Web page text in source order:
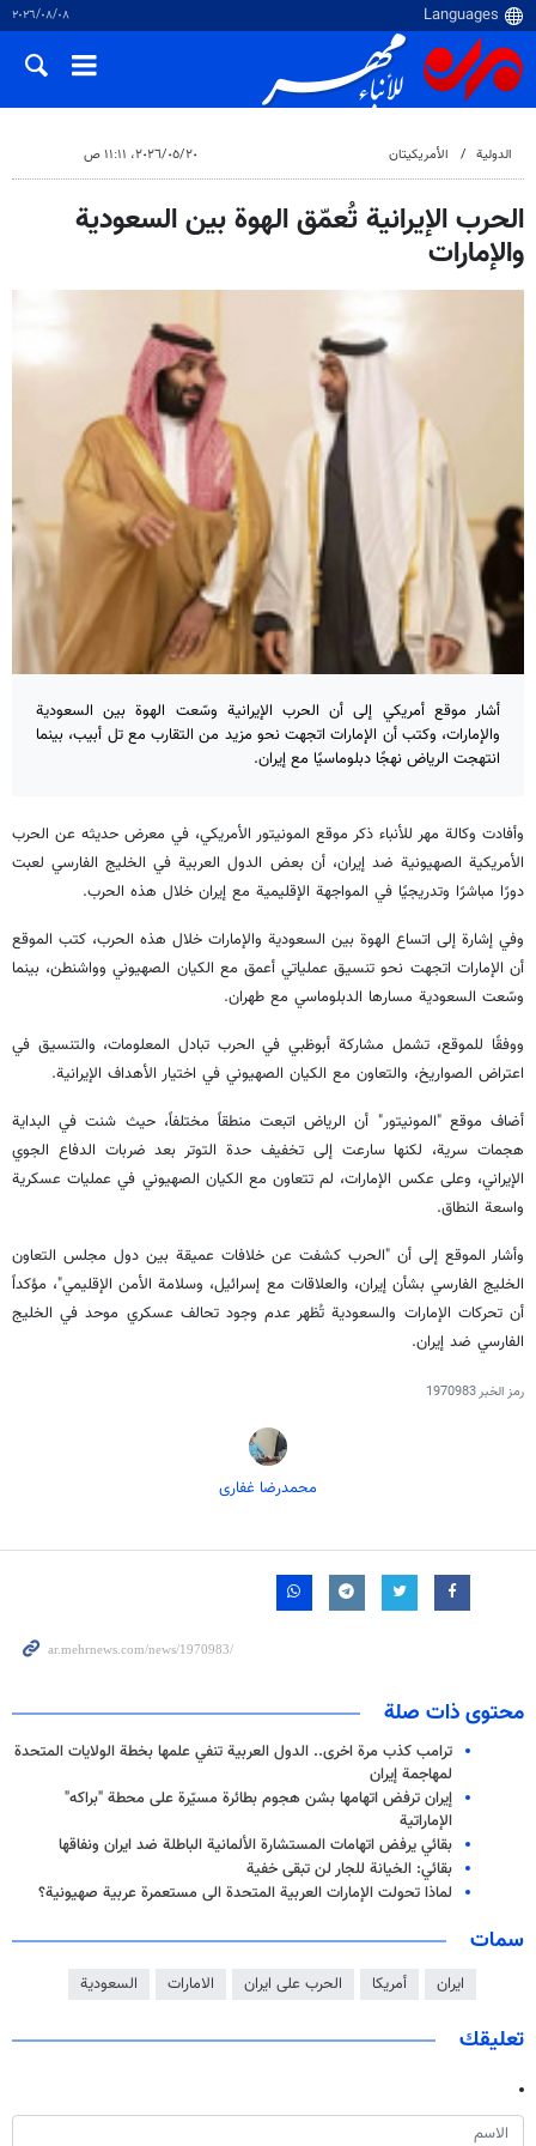
٠٨‏/٠٨‏/٢٠٢٦
الدولية الأمريكيتان ٢٠‏/٠٥‏/٢٠٢٦، ١١:١١ ص
الحرب الإيرانية تُعمّق الهوة بين السعودية
والإمارات
أشار موقع أمريكي إلى أن الحرب الإيرانية وسّعت الهوة بين السعودية
والإمارات، وكتب أن الإمارات اتجهت نحو مزيد من التقارب مع تل أبيب، بينما
انتهجت الرياض نهجًا دبلوماسيًا مع إيران.
وأفادت وكالة مهر للأنباء ذكر موقع المونيتور الأمريكي، في معرض حديثه عن الحرب
الأمريكية الصهيونية ضد إيران، أن بعض الدول العربية في الخليج الفارسي لعبت
دورًا مباشرًا وتدريجيًا في المواجهة الإقليمية مع إيران خلال هذه الحرب.
وفي إشارة إلى اتساع الهوة بين السعودية والإمارات خلال هذه الحرب، كتب الموقع
أن الإمارات اتجهت نحو تنسيق عملياتي أعمق مع الكيان الصهيوني وواشنطن، بينما
وسّعت السعودية مسارها الدبلوماسي مع طهران.
ووفقًا للموقع، تشمل مشاركة أبوظبي في الحرب تبادل المعلومات، والتنسيق في
اعتراض الصواريخ، والتعاون مع الكيان الصهيوني في اختيار الأهداف الإيرانية.
أضاف موقع "المونيتور" أن الرياض اتبعت منطقاً مختلفاً، حيث شنت في البداية
هجمات سرية، لكنها سارعت إلى تخفيف حدة التوتر بعد ضربات الدفاع الجوي
الإيراني، وعلى عكس الإمارات، لم تتعاون مع الكيان الصهيوني في عمليات عسكرية
واسعة النطاق.
وأشار الموقع إلى أن "الحرب كشفت عن خلافات عميقة بين دول مجلس التعاون
الخليج الفارسي بشأن إيران، والعلاقات مع إسرائيل، وسلامة الأمن الإقليمي"، مؤكداً
أن تحركات الإمارات والسعودية تُظهر عدم وجود تحالف عسكري موحد في الخليج
الفارسي ضد إيران.
رمز الخبر1970983
محمدرضا غفاری
محتوى ذات صلة
ترامب كذب مرة اخرى.. الدول العربية تنفي علمها بخطة الولايات المتحدة
لمهاجمة إيران
إيران ترفض اتهامها بشن هجوم بطائرة مسيّرة على محطة "براكه"
الإماراتية
بقائي يرفض اتهامات المستشارة الألمانية الباطلة ضد ايران ونفاقها
بقائي: الخيانة للجار لن تبقى خفية
لماذا تحولت الإمارات العربية المتحدة الى مستعمرة عربية صهيونية؟
سمات
ايران أمريكا الحرب على ايران الامارات السعودية
تعليقك